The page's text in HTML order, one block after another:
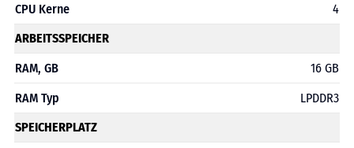
CPU Kerne
4
ARBEITSSPEICHER
RAM, GB
16 GB
RAM Typ
LPDDR3
SPEICHERPLATZ